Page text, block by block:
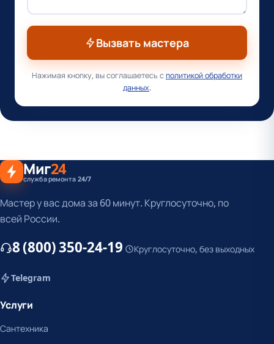
Вызвать мастера
Нажимая кнопку, вы соглашаетесь сполитикой обработки
данных.
Миг24
служба ремонта 24/7
Мастер у вас дома за 60 минут. Круглосуточно, по
всей России.
8 (800) 350-24-19 Круглосуточно, без выходных
Telegram
Услуги
Сантехника